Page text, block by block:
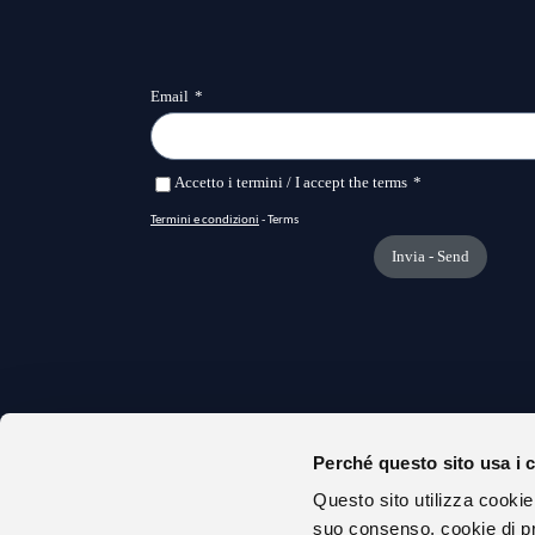
Perché questo sito usa i
Questo sito utilizza
suo consenso, cookie di
CHI
URP